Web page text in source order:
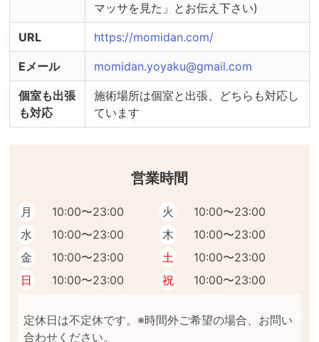
マッサを見た」とお伝え下さい)
URL https://momidan.com/
Eメール momidan.yoyaku@gmail.com
個室も出張
も対応
施術場所は個室と出張、どちらも対応し
ています
営業時間
月 10:00〜23:00 火
10:00〜23:00
水
10:00〜23:00 木
10:00〜23:00
金
10:00〜23:00 土
10:00〜23:00
日
10:00〜23:00 祝 10:00〜23:00
定休日は不定休です。※時間外ご希望の場合、お問い